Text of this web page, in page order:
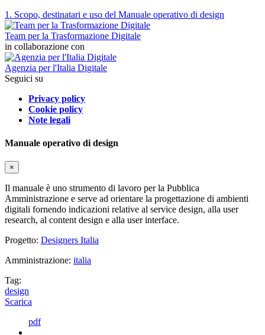
1. Scopo, destinatari e uso del Manuale operativo di design
Team per la Trasformazione Digitale
in collaborazione con
Agenzia per l'Italia Digitale
Seguici su
Privacy policy
Cookie policy
Note legali
Manuale operativo di design
×
Il manuale è uno strumento di lavoro per la Pubblica
Amministrazione e serve ad orientare la progettazione di ambienti
digitali fornendo indicazioni relative al service design, alla user
research, al content design e alla user interface.
Progetto: Designers Italia
Amministrazione: italia
Tag:
design
Scarica
pdf